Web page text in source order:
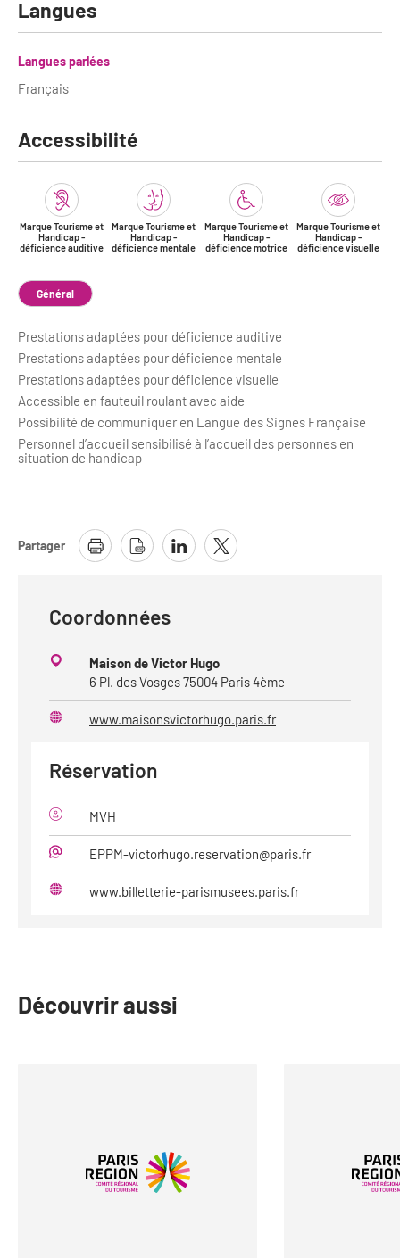
Le Label Villes et Villages Fleuris
S'investir dans le label
L'organisation des visites
Remise des Prix
Inscription à la newsletter
Institutionnels du tourisme
Grands Evènements
Langues
Langues parlées
Français
Accessibilité
Marque Tourisme et
Handicap -
déficience auditive
Marque Tourisme et
Handicap -
déficience mentale
Marque Tourisme et
Handicap -
déficience motrice
Marque Tourisme et
Handicap -
déficience visuelle
Général
Prestations adaptées pour déficience auditive
Prestations adaptées pour déficience mentale
Prestations adaptées pour déficience visuelle
Accessible en fauteuil roulant avec aide
Possibilité de communiquer en Langue des Signes Française
Personnel d’accueil sensibilisé à l’accueil des personnes en
situation de handicap
Partager
Coordonnées
Maison de Victor Hugo
6 Pl. des Vosges 75004 Paris 4ème
www.maisonsvictorhugo.paris.fr
Réservation
MVH
Mail
EPPM-victorhugo.reservation@paris.fr
www.billetterie-parismusees.paris.fr
Découvrir aussi